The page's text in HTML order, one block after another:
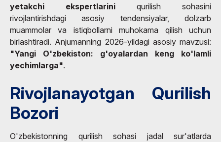
yetakchi ekspertlarini qurilish sohasini
rivojlantirishdagi asosiy tendensiyalar, dolzarb
muammolar va istiqbollarni muhokama qilish uchun
birlashtiradi. Anjumanning 2026-yildagi asosiy mavzusi:
"Yangi O'zbekiston: g'oyalardan keng ko'lamli
yechimlarga".
Rivojlanayotgan Qurilish
Bozori
O'zbekistonning qurilish sohasi jadal sur'atlarda